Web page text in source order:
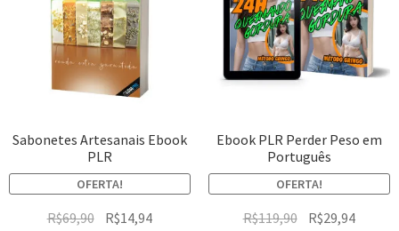
Sabonetes Artesanais Ebook
PLR
OFERTA!
R$69,90 R$14,94
Ebook PLR Perder Peso em
Português
OFERTA!
R$119,90 R$29,94